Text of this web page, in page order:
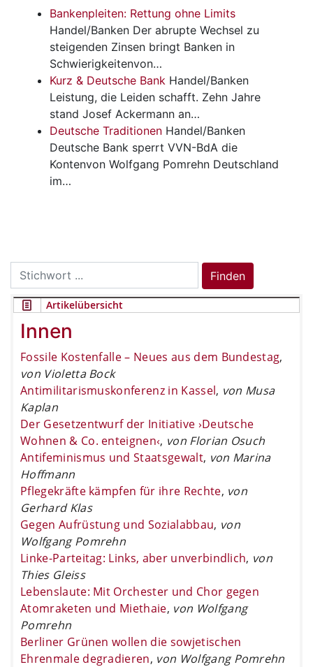
Bankenpleiten: Rettung ohne Limits
Handel/Banken Der abrupte Wechsel zu
steigenden Zinsen bringt Banken in
Schwierigkeitenvon…
Kurz & Deutsche Bank Handel/Banken
Leistung, die Leiden schafft. Zehn Jahre
stand Josef Ackermann an…
Deutsche Traditionen Handel/Banken
Deutsche Bank sperrt VVN-BdA die
Kontenvon Wolfgang Pomrehn Deutschland
im…
Search
for:
Finden
Artikelübersicht
Innen
Fossile Kostenfalle – Neues aus dem Bundestag,
von Violetta Bock
Antimilitarismuskonferenz in Kassel, von Musa
Kaplan
Der Gesetzentwurf der Initiative ›Deutsche
Wohnen & Co. enteignen‹, von Florian Osuch
Antifeminismus und Staatsgewalt, von Marina
Hoffmann
Pflegekräfte kämpfen für ihre Rechte, von
Gerhard Klas
Gegen Aufrüstung und Sozialabbau, von
Wolfgang Pomrehn
Linke-Parteitag: Links, aber unverbindlich, von
Thies Gleiss
Lebenslaute: Mit Orchester und Chor gegen
Atomraketen und Miethaie, von Wolfgang
Pomrehn
Berliner Grünen wollen die sowjetischen
Ehrenmale degradieren, von Wolfgang Pomrehn